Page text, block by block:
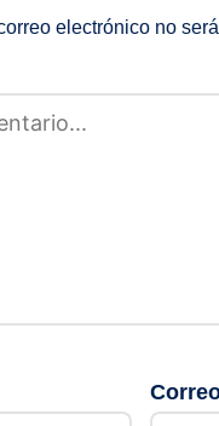
electrónico no